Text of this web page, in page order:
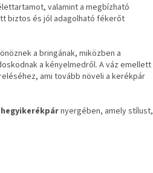
valamint a megbízható
biztos és jól adagolható fékerőt
a bringának, miközben a
a kényelmedről. A váz emellett
ami tovább növeli a kerékpár
hegyikerékpárnyergében, amely stílust,